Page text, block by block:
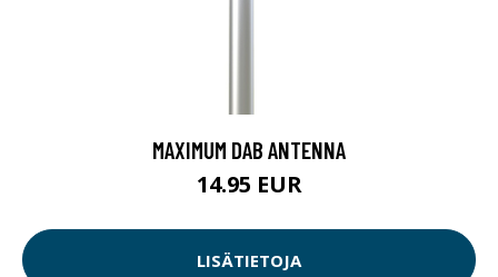
MAXIMUM DAB ANTENNA
14.95 EUR
LISÄTIETOJA